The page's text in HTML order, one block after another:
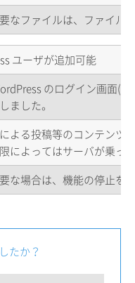
なファイルは、ファイル
ユーザが追加可能
のログイン画面
ました。
よる投稿等のコンテンツ
によってはサーバが乗っ
な場合は、機能の停止を
たか？